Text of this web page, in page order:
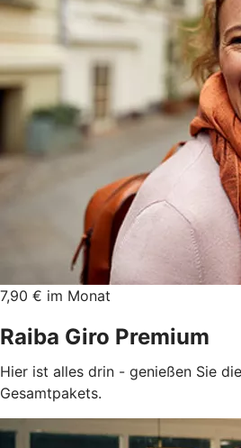
7,90 € im Monat
Raiba Giro Premium
Hier ist alles drin - genießen Sie
Gesamtpakets.